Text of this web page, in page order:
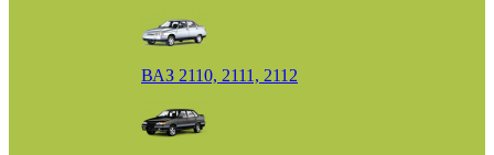
ВАЗ 2110, 2111, 2112